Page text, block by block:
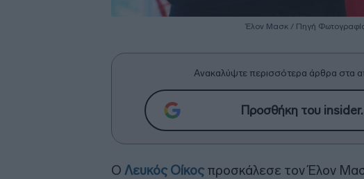
Έλον Μασκ / Πηγή
Ανακαλύψτε περισσότερα άρθρα στα
Προσθήκη του
Ο Λευκός Οίκος προσκάλεσε τον Έλον